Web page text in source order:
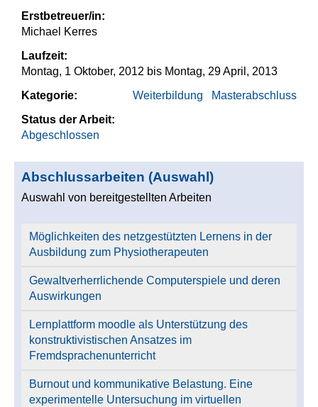
Erstbetreuer/in:
Michael Kerres
Laufzeit:
Montag, 1 Oktober, 2012 bis Montag, 29 April, 2013
Kategorie:
Masterabschluss
Weiterbildung
Status der Arbeit:
Abgeschlossen
Abschlussarbeiten (Auswahl)
Auswahl von bereitgestellten Arbeiten
Möglichkeiten des netzgestützten Lernens in der
Ausbildung zum Physiotherapeuten
Gewaltverherrlichende Computerspiele und deren
Auswirkungen
Lernplattform moodle als Unterstützung des
konstruktivistischen Ansatzes im
Fremdsprachenunterricht
Burnout und kommunikative Belastung. Eine
experimentelle Untersuchung im virtuellen